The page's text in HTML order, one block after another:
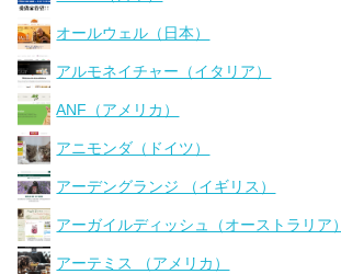
オールウェル（日本）
アルモネイチャー（イタリア）
ANF（アメリカ）
アニモンダ（ドイツ）
アーデングランジ （イギリス）
アーガイルディッシュ（オーストラリア）
アーテミス （アメリカ）